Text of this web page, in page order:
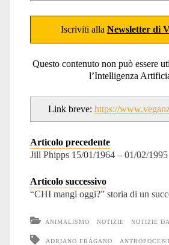
Iscriviti allaNewsletter di
Questo contenuto non può essere
l’Intelligenza
Link breve: https://
Articolo precedente
Jill Phipps 15/01/1964 – 01/02/1995
Articolo successivo
“CHI mangi oggi?” storia di un
ANIMALISMO NOTIZIE NOTIZIE
ADRIANO FRAGANO